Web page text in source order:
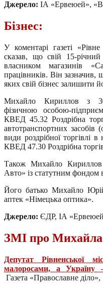
Джерело: ІА «Ервеюей»,
Бізнес:
У коментарі газеті
сказав, що свій 15-
власником магазинів
працівників. Він зазначив,
яких свій бізнес залишити
Михайло Кириллов з
фізичною особою-
КВЕД 45.32 Роздрібна
автотранспортних
види роздрібної торгівлі
КВЕД 47.30 Роздрібна
Також Михайло
Авто» із статутним фондом
Його батько Михайло
аптек «Німецька оптика».
Джерело: ЄДР, ІА
ЗМІ про
Депутат Рівненської
малоросами, а Україну
Газета «Православне